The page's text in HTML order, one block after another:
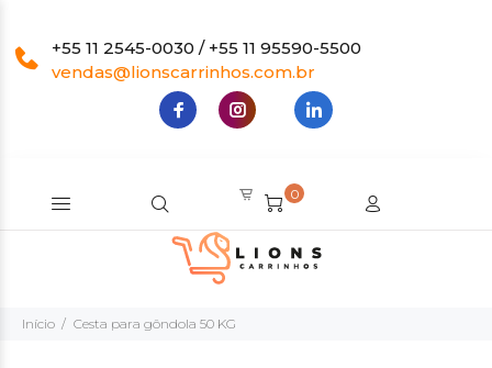
+55 11 2545-0030 / +55 11 95590-5500
vendas@lionscarrinhos.com.br
0
Início Cesta para gôndola 50 KG